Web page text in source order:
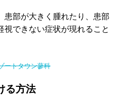
患部が大きく腫れたり、患部
できない症状が現れること
ートタウン蓼科
る方法